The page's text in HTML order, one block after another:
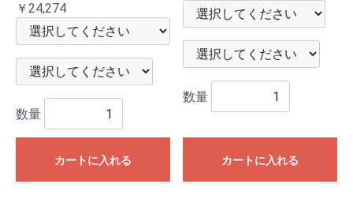
￥24,274
数量
カートに入れる
数量
カートに入れる